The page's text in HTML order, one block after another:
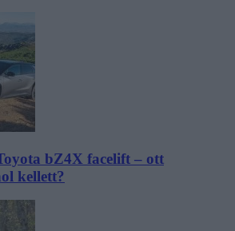
bZ4X facelift – ott
kellett?